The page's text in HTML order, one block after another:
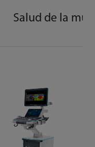
Salud de la